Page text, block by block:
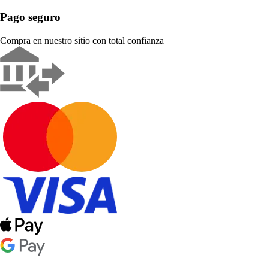
Pago seguro
Compra en nuestro sitio con total confianza